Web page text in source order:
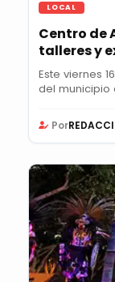
LOCAL
Centro de
talleres y
Este viernes
del municipio
Por